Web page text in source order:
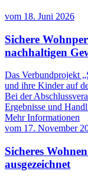
vom 18. Juni 2026
Sichere
nachhaltigen
Das Verbundprojekt
und ihre Kinder auf
Bei der
Ergebnisse und
Mehr Informationen
vom 17. November
Sicheres
ausgezeichnet